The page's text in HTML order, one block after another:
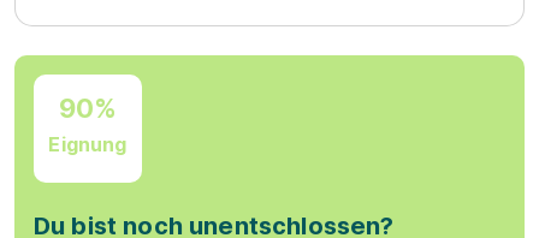
90%
Eignung
Du bist noch unentschlossen?